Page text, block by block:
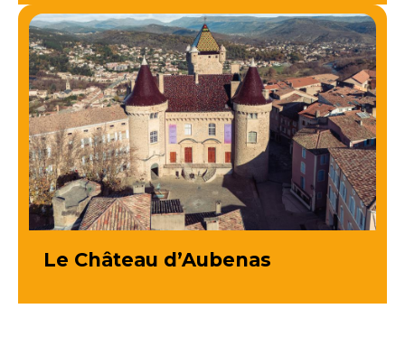
Le Château d’Aubenas